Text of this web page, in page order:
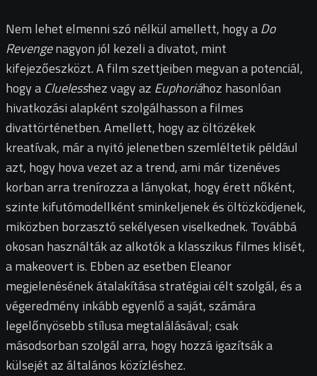
Nem lehet elmenni szó nélkül amellett, hogy aDo
Revengenagyon jól kezeli a divatot, mint
kifejezőeszközt. A film szettjeiben megvan a potenciál,
hogy a Cluelesshez vagy az Euphoriához hasonlóan
hivatkozási alapként szolgálhasson a filmes
divattörténetben. Amellett, hogy az öltözékek
kreatívak, már a nyitó jelenetben szemléltetik például
azt, hogy hova vezet az a trend, ami már tizenéves
korban arra trenírozza a lányokat, hogy érett nőként,
szinte kifutómodellként sminkeljenek és öltözködjenek,
miközben borzasztó sekélyesen viselkednek. Továbbá
okosan használták az alkotók a klasszikus filmes klisét,
a makeovert is. Ebben az esetben Eleanor
megjelenésének átalakítása stratégiai célt szolgál, és a
végeredmény inkább egyenlő a saját, számára
legelőnyösebb stílusa megtalálásával; csak
másodsorban szolgál arra, hogy hozzá igazítsák a
külsejét az általános közízléshez.